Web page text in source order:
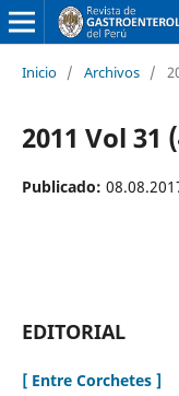
Inicio / Archivos /
2011 Vol 31
Publicado:
EDITORIAL
[ Entre Corchetes ]